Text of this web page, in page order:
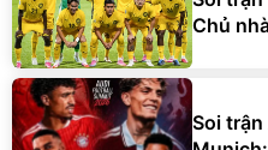
Chủ
Soi